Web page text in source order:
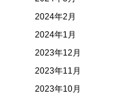
2024年2月
2024年1月
2023年12月
2023年11月
2023年10月